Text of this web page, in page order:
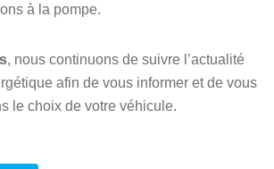
à la pompe.
, nous continuons de suivre l’actualité
afin de vous informer et de vous
le choix de votre véhicule.